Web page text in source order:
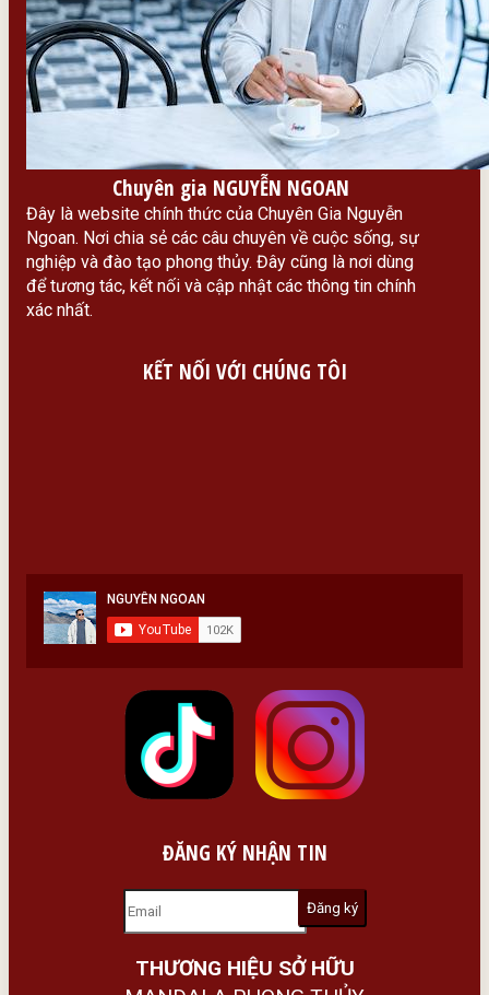
Chuyên gia NGUYỄN NGOAN
Đây là website chính thức của Chuyên Gia Nguyễn
Ngoan. Nơi chia sẻ các câu chuyên về cuộc sống, sự
nghiệp và đào tạo phong thủy. Đây cũng là nơi dùng
để tương tác, kết nối và cập nhật các thông tin chính
xác nhất.
KẾT NỐI VỚI CHÚNG TÔI
ĐĂNG KÝ NHẬN TIN
THƯƠNG HIỆU SỞ HỮU